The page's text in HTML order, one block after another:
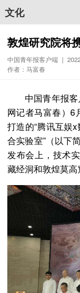
文化
敦煌研究院将
中国青年报客户端 |
作者：马富春
中国青年报
网记者马富春）6
打造的“腾讯互娱
合实验室”（以下
发布会上，技术
藏经洞和敦煌莫高